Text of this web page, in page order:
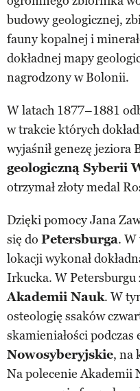
budowy geologicznej,
fauny kopalnej i
dokładnej mapy
nagrodzony w Bolonii.
W latach 1877–1881
w trakcie których
wyjaśnił genezę jeziora
geologiczną Syberii
otrzymał złoty medal
Dzięki pomocy Jana
się do Petersburga. W
lokacji wykonał
Irkucka. W Petersburgu
Akademii Nauk. W
osteologię ssaków
skamieniałości
Nowosyberyjskie, na
Na polecenie Akademii